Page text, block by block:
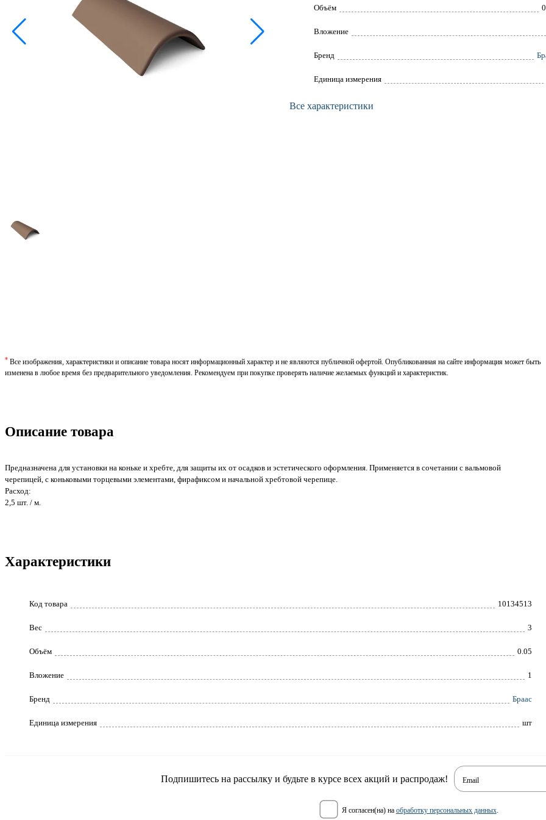
Объём
Вложение
Брeнд
Единица измерения
Все характеристики
* Все изображения, характеристики и описание товара носят информационный характер и не являются публичной офертой. Опубликованная на сайте информация может быть
изменена в любое время без предварительного уведомления. Рекомендуем при покупке проверять наличие желаемых функций и характеристик.
Описание товара
Предназначена для установки на коньке и хребте, для защиты их от осадков и эстетического оформления. Применяется в сочетании с вальмовой
черепицей, с коньковыми торцевыми элементами, фирафиксом и начальной хребтовой черепице.
Расход:
2,5 шт. / м.
Характеристики
Код товара 10134513
Вес 3
Объём 0.05
Вложение 1
Бренд Браас
Единица измерения шт
Подпишитесь на рассылку и будьте в курсе всех акций и распродаж! Email
я согласен(на) на обработку персональных данных.